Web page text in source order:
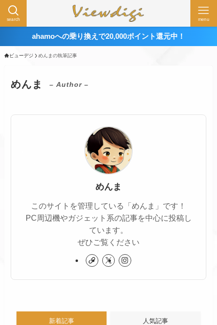
search menu
ahamoへの乗り換えで20,000ポイント還元中！
ビューデジ めんまの執筆記事
めんま – Author –
めんま
このサイトを管理している「めんま」です！
PC周辺機やガジェット系の記事を中心に投稿し
ています。
ぜひご覧ください
新着記事 人気記事